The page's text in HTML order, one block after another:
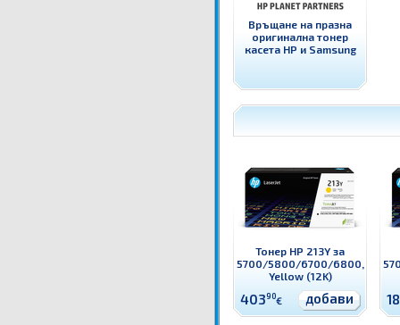
Връщане на празна
оригинална тонер
касета HP и Samsung
Тонер HP 213Y за
5700/5800/6700/6800,
Yellow (12K)
40390€ добави